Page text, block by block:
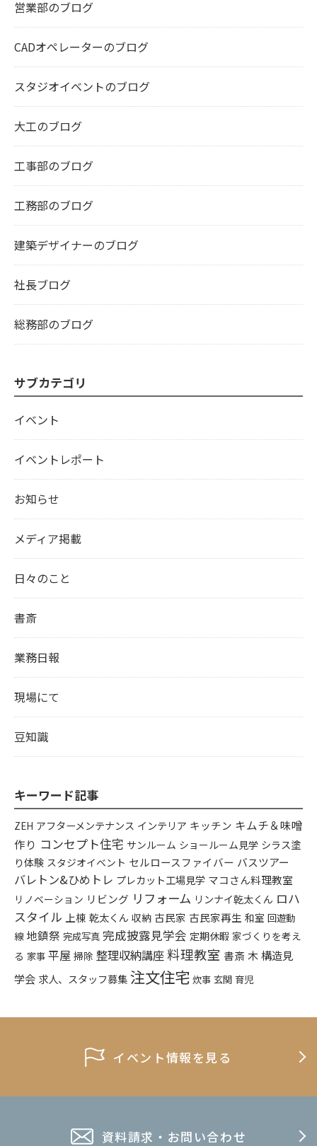
営業部のブログ
CADオペレーターのブログ
スタジオイベントのブログ
大工のブログ
工事部のブログ
工務部のブログ
建築デザイナーのブログ
社長ブログ
総務部のブログ
サブカテゴリ
イベント
イベントレポート
お知らせ
メディア掲載
日々のこと
書斎
業務日報
現場にて
豆知識
キーワード記事
ZEH アフターメンテナンス インテリア キッチン キムチ＆味噌
作り コンセプト住宅 サンルーム ショールーム見学 シラス塗
り体験 スタジオイベント セルロースファイバー バスツアー
バレトン&ひめトレ プレカット工場見学 マコさん料理教室
リノベーション リビング リフォーム リンナイ乾太くん ロハ
スタイル 上棟 乾太くん 収納 古民家 古民家再生 和室 回遊動
線 地鎮祭 完成写真 完成披露見学会 定期休暇 家づくりを考え
る 家事 平屋 掃除 整理収納講座料理教室 書斎 木構造見
学会 求人、スタッフ募集注文住宅 炊事 玄関 育児
イベント情報を見る
資料請求・お問い合わせ